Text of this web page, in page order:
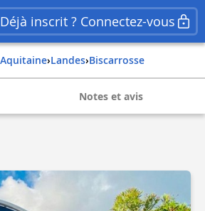
Déjà inscrit ? Connectez-vous
aquitaine› landes› biscarrosse
Notes et avis